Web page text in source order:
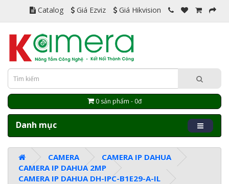
Catalog Giá Ezviz Giá Hikvision
0 sản phẩm - 0đ
Danh mục
CAMERA
CAMERA IP DAHUA
CAMERA IP DAHUA 2MP
CAMERA IP DAHUA DH-IPC-B1E29-A-IL